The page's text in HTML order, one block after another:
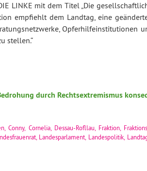
LINKE mit dem Titel „Die
empfiehlt dem Landtag, eine
Opferhilfeinstitutionen
stellen.“
durch Rechtsextremismus
,Conny, Cornelia, Dessau-Roﬂlau, Fraktion,
, Landesparlament, Landespolitik,